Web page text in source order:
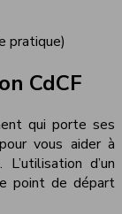
pratique)
CdCF
qui porte ses
vous aider à
d’un
point de départ